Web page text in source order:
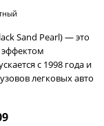
Sand Pearl) — это
с 1998 года и
легковых авто